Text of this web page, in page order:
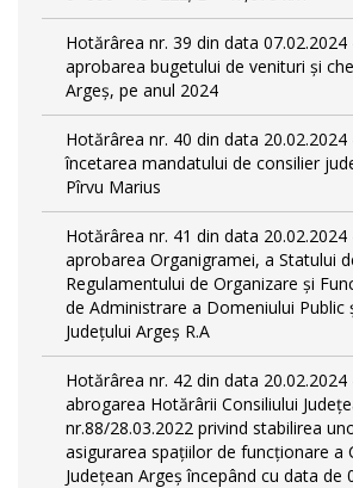
Hotărârea nr. 39 din data
aprobarea bugetului de venituri și
Argeș, pe anul 2024
Hotărârea nr. 40 din data
încetarea mandatului de consilier
Pîrvu Marius
Hotărârea nr. 41 din data
aprobarea Organigramei, a Statului
Regulamentului de Organizare și
de Administrare a Domeniului Public
Județului Argeș R.A
Hotărârea nr. 42 din data
abrogarea Hotărârii Consiliului
nr.88/28.03.2022 privind stabilirea
asigurarea spațiilor de funcționare a
Județean Argeș începând cu data de